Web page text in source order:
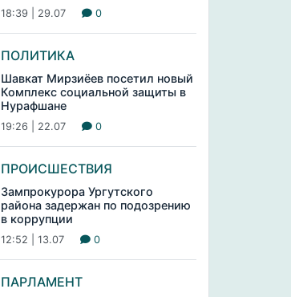
18:39 | 29.07 0
ПОЛИТИКА
Шавкат Мирзиёев посетил новый
Комплекс социальной защиты в
Нурафшане
19:26 | 22.07 0
ПРОИСШЕСТВИЯ
Зампрокурора Ургутского
района задержан по подозрению
в коррупции
12:52 | 13.07 0
ПАРЛАМЕНТ